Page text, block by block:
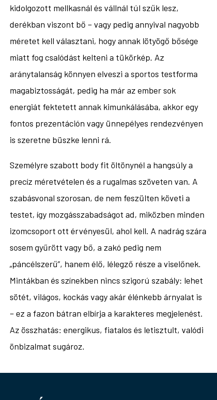
kidolgozott mellkasnál és vállnál túl szűk lesz,
derékban viszont bő – vagy pedig annyival nagyobb
méretet kell választani, hogy annak lötyögő bősége
miatt fog csalódást kelteni a tükörkép. Az
aránytalanság könnyen elveszi a sportos testforma
magabiztosságát, pedig ha már az ember sok
energiát fektetett annak kimunkálásába, akkor egy
fontos prezentáción vagy ünnepélyes rendezvényen
is szeretne büszke lenni rá.
Személyre szabott body fit öltönynél a hangsúly a
precíz méretvételen és a rugalmas szöveten van. A
szabásvonal szorosan, de nem feszülten követi a
testet, így mozgásszabadságot ad, miközben minden
izomcsoport ott érvényesül, ahol kell. A nadrág szára
sosem gyűrött vagy bő, a zakó pedig nem
„páncélszerű”, hanem élő, lélegző része a viselőnek.
Mintákban és színekben nincs szigorú szabály: lehet
sötét, világos, kockás vagy akár élénkebb árnyalat is
– ez a fazon bátran elbírja a karakteres megjelenést.
Az összhatás: energikus, fiatalos és letisztult, valódi
önbizalmat sugároz.